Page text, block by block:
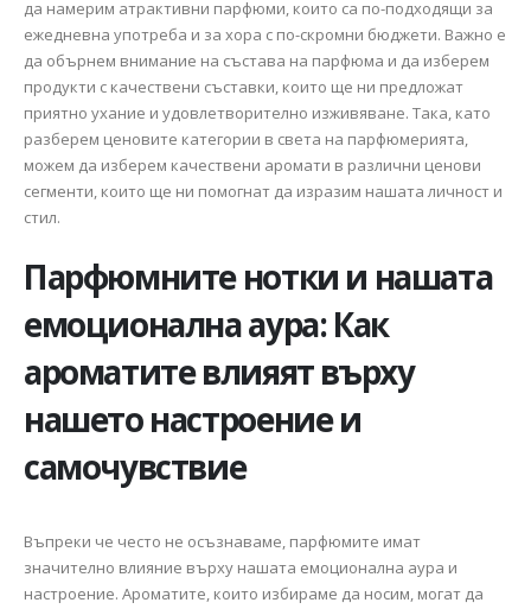
да намерим атрактивни парфюми, които са по-подходящи за
ежедневна употреба и за хора с по-скромни бюджети. Важно е
да обърнем внимание на състава на парфюма и да изберем
продукти с качествени съставки, които ще ни предложат
приятно ухание и удовлетворително изживяване. Така, като
разберем ценовите категории в света на парфюмерията,
можем да изберем качествени аромати в различни ценови
сегменти, които ще ни помогнат да изразим нашата личност и
стил.
Парфюмните нотки и нашата
емоционална аура: Как
ароматите влияят върху
нашето настроение и
самочувствие
Въпреки че често не осъзнаваме, парфюмите имат
значително влияние върху нашата емоционална аура и
настроение. Ароматите, които избираме да носим, могат да